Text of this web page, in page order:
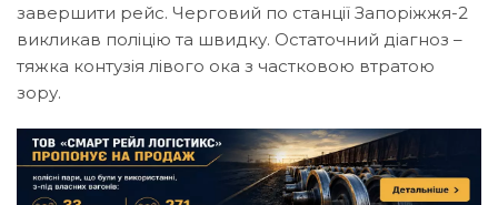
завершити рейс. Черговий по станції Запоріжжя-2
викликав поліцію та швидку. Остаточний діагноз –
тяжка контузія лівого ока з частковою втратою
зору.